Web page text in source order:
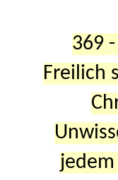
369-
Freilich